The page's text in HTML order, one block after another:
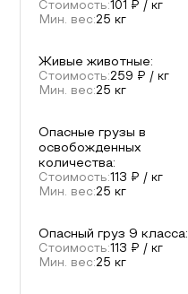
Стоимость:101
₽ / кг
Мин. вес:25 кг
Живые животные:
Стоимость:259 ₽ / кг
Мин. вес:25 кг
Опасные грузы в
освобожденных
количества:
Стоимость:113 ₽ / кг
Мин. вес:25 кг
Опасный груз 9 класса:
Стоимость:113 ₽ / кг
Мин. вес:25 кг